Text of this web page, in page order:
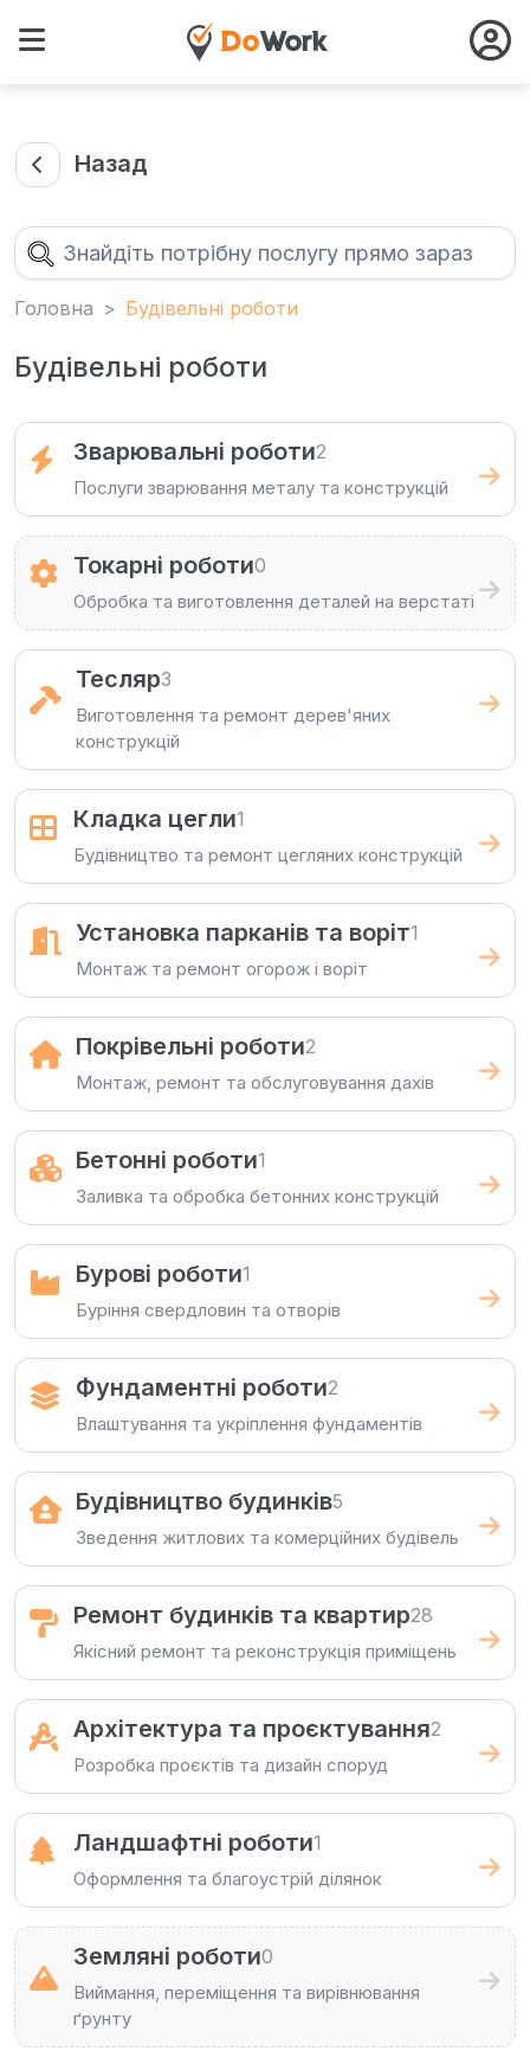
Назад
Головна Будівельні роботи
Будівельні роботи
Зварювальні роботи2
Послуги зварювання металу та конструкцій
Токарні роботи0
Обробка та виготовлення деталей на верстаті
Тесляр3
Виготовлення та ремонт дерев'яних
конструкцій
Кладка цегли1
Будівництво та ремонт цегляних конструкцій
Установка парканів та воріт1
Монтаж та ремонт огорож і воріт
Покрівельні роботи2
Монтаж, ремонт та обслуговування дахів
Бетонні роботи1
Заливка та обробка бетонних конструкцій
Бурові роботи1
Буріння свердловин та отворів
Фундаментні роботи2
Влаштування та укріплення фундаментів
Будівництво будинків5
Зведення житлових та комерційних будівель
Ремонт будинків та квартир28
Якісний ремонт та реконструкція приміщень
Архітектура та проєктування2
Розробка проєктів та дизайн споруд
Ландшафтні роботи1
Оформлення та благоустрій ділянок
Земляні роботи0
Виймання, переміщення та вирівнювання
ґрунту